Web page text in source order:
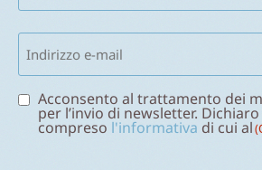
Email
(Obbligatorio)
Consenso
(Obbligatorio)
Acconsento al trattamento dei
per l’invio di newsletter.
compreso l'informativa di cui al